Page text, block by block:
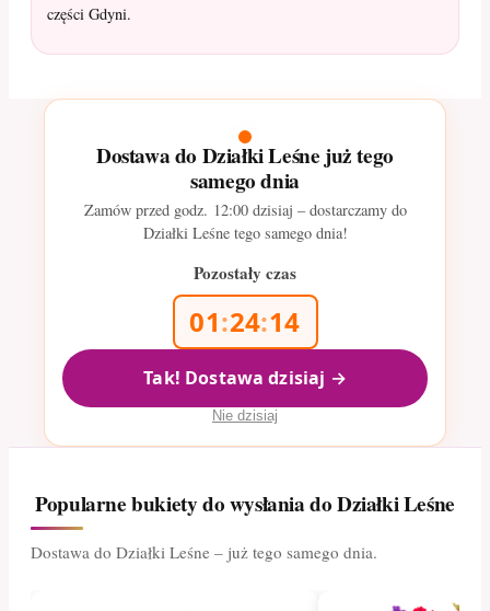
części Gdyni.
Dostawa do Działki Leśne już tego
samego dnia
Zamów przed godz. 12:00dzisiaj – dostarczamy do
Działki Leśne tego samego dnia!
Pozostały czas
01:24:13
Tak! Dostawa dzisiaj →
Nie dzisiaj
Popularne bukiety do wysłania do Działki Leśne
Dostawa do Działki Leśne – już tego samego dnia.